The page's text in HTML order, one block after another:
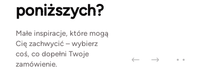
poniższych?
Małe inspiracje, które mogą
Cię zachwycić – wybierz
coś, co dopełni Twoje
zamówienie.